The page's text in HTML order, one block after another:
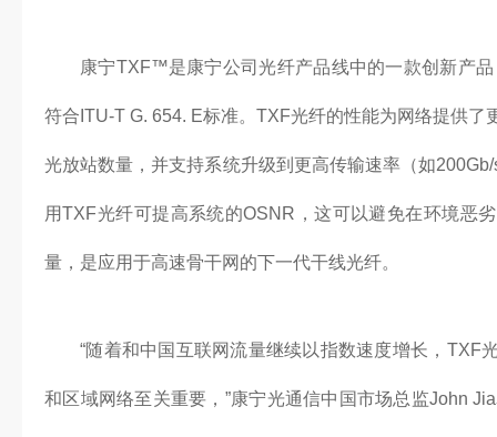
康宁TXF™是康宁公司光纤产品线中的一款创新产
符合ITU-T G. 654. E标准。TXF光纤的性能为网络提供了
光放站数量，并支持系统升级到更高传输速率（如
用TXF光纤可提高系统的OSNR，这可以避免在环境恶
量，是应用于高速骨干网的下一代干线光纤。
“随着和中国互联网流量继续以指数速度增长，TXF
和区域网络至关重要，”康宁光通信中国市场总监John